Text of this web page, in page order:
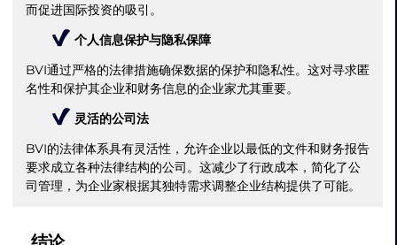
而促进国际投资的吸引。
个人信息保护与隐私保障
BVI通过严格的法律措施确保数据的保护和隐私性。这对寻求匿
名性和保护其企业和财务信息的企业家尤其重要。
灵活的公司法
BVI的法律体系具有灵活性，允许企业以最低的文件和财务报告
要求成立各种法律结构的公司。这减少了行政成本，简化了公
司管理，为企业家根据其独特需求调整企业结构提供了可能。